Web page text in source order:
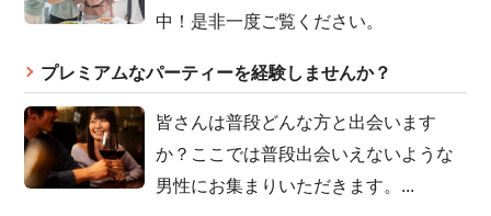
中！是非一度ご覧ください。
プレミアムなパーティーを経験しませんか？
皆さんは普段どんな方と出会います
か？ここでは普段出会いえないような
男性にお集まりいただきます。...